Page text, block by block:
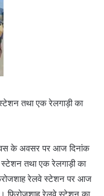
तथा एक रेलगाड़ी का
के अवसर पर आज दिनांक
तथा एक रेलगाड़ी का
फिरोजशाह रेलवे स्टेशन पर आज
फिरोजशाह रेलवे स्टेशन का